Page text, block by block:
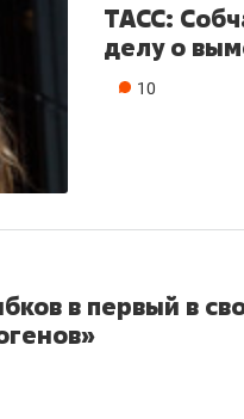
ТАСС:
делу о
10
в первый в